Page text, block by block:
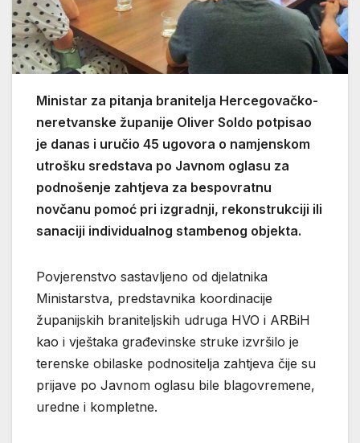
Ministar za pitanja branitelja Hercegovačko-
neretvanske županije Oliver Soldo potpisao
je danas i uručio 45 ugovora o namjenskom
utrošku sredstava po Javnom oglasu za
podnošenje zahtjeva za bespovratnu
novčanu pomoć pri izgradnji, rekonstrukciji ili
sanaciji individualnog stambenog objekta.
Povjerenstvo sastavljeno od djelatnika
Ministarstva, predstavnika koordinacije
županijskih braniteljskih udruga HVO i ARBiH
kao i vještaka građevinske struke izvršilo je
terenske obilaske podnositelja zahtjeva čije su
prijave po Javnom oglasu bile blagovremene,
uredne i kompletne.